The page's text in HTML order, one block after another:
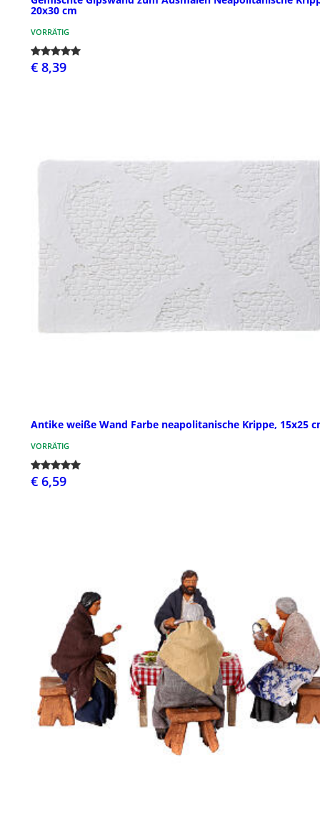
20x30 cm
VORRÄTIG
€ 8,39
Antike weiße Wand Farbe neapolitanische Krippe, 15x25
VORRÄTIG
€ 6,59